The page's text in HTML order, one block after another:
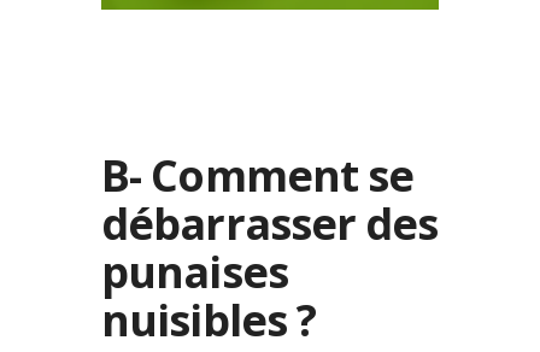
B- Comment se
débarrasser des
punaises
nuisibles ?